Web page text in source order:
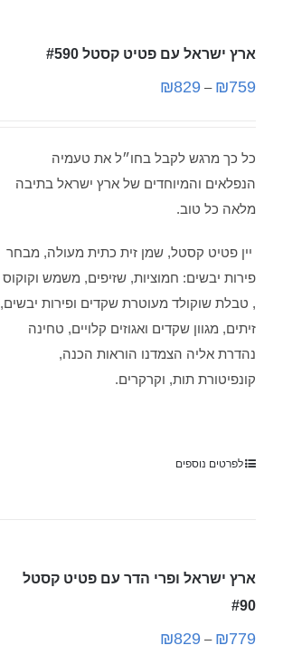
ארץ ישראל עם פטיט קסטל #590
₪759
–
₪829
כל כך מרגש לקבל בחו״ל את טעמיה
הנפלאים והמיוחדים של ארץ ישראל בתיבה
מלאה כל טוב.
יין פטיט קסטל, שמן זית כתית מעולה, מבחר
פירות יבשים: חמוציות, שזיפים, משמש וקוקוס
, טבלת שוקולד מעוטרת שקדים ופירות יבשים,
זיתים, מגוון שקדים ואגוזים קלויים, טחינה
נהדרת אליה הצמדנו הוראות הכנה,
קונפיטורת תות, וקרקרים.
לפרטים נוספים
ארץ ישראל ופרי הדר עם פטיט קסטל
#90
₪779
–
₪829